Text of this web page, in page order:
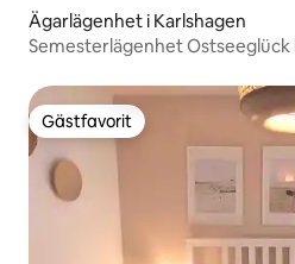
Ägarlägenhet i Karlshagen
Semesterlägenhet Ostseeglück
Gästfavorit
Gästfavorit